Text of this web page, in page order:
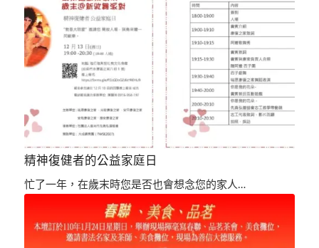
精神復健者的公益家庭日
忙了一年，在歲末時您是否也會想念您的家人…